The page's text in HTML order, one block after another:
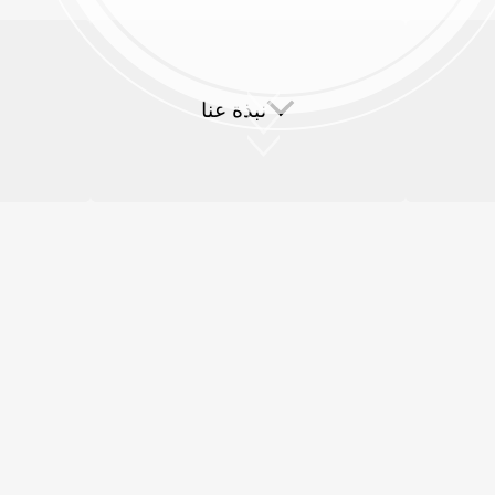
مصنع كريات الكتلة الحيوية مصنع كريات العلف الأسئلة الشائعة
نبذة عنا